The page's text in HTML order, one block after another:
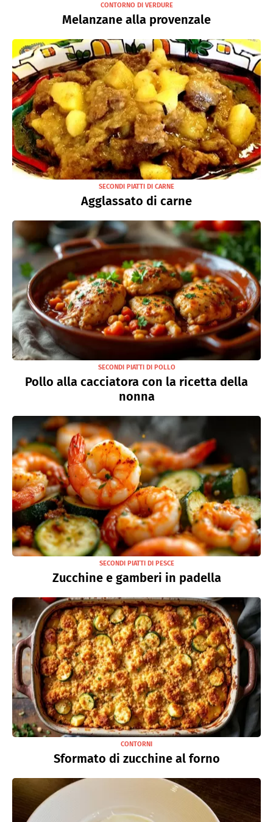
CONTORNO DI VERDURE
Melanzane alla provenzale
SECONDI PIATTI DI CARNE
Agglassato di carne
SECONDI PIATTI DI POLLO
Pollo alla cacciatora con la ricetta della
nonna
SECONDI PIATTI DI PESCE
Zucchine e gamberi in padella
CONTORNI
Sformato di zucchine al forno